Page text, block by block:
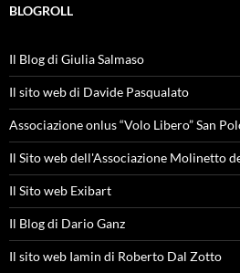
BLOGROLL
Il Blog di Giulia Salmaso
Il sito web di Davide Pasqualato
Associazione onlus “Volo Libero” San
Il Sito web dell'Associazione Molinetto
Il Sito web Exibart
Il Blog di Dario Ganz
Il sito web Iamin di Roberto Dal Zotto